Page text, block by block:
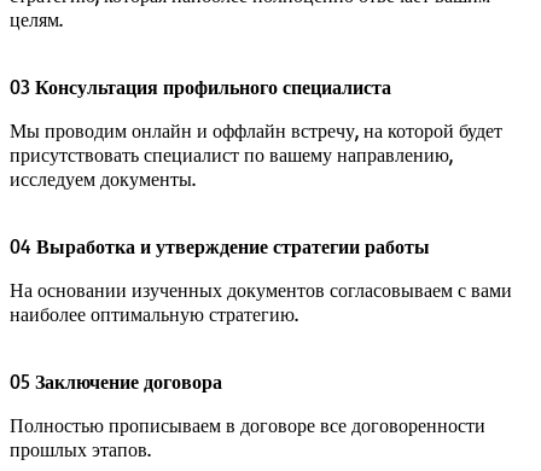
целям.
03 Консультация профильного специалиста
Мы проводим онлайн и оффлайн встречу, на которой будет
присутствовать специалист по вашему направлению,
исследуем документы.
04 Выработка и утверждение стратегии работы
На основании изученных документов согласовываем с вами
наиболее оптимальную стратегию.
05 Заключение договора
Полностью прописываем в договоре все договоренности
прошлых этапов.